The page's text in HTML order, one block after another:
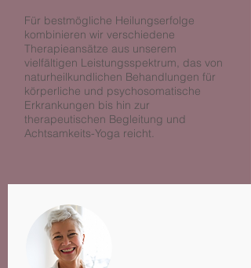
Für bestmögliche Heilungserfolge
kombinieren wir verschiedene
Therapieansätze aus unserem
vielfältigen Leistungsspektrum, das von
naturheilkundlichen Behandlungen für
körperliche und psychosomatische
Erkrankungen bis hin zur
therapeutischen Begleitung und
Achtsamkeits-Yoga reicht.